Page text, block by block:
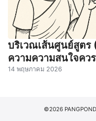
บริเวณเส้นศูนย์สูตร
ความความสนใจควร
14 พฤษภาคม 2026
©2026